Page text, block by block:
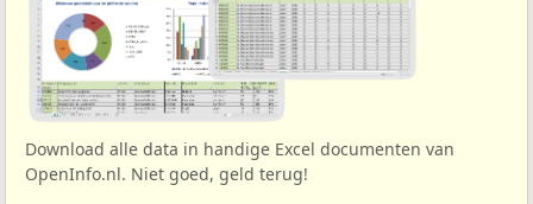
Download alle data in handige Excel documenten van
OpenInfo.nl. Niet goed, geld terug!